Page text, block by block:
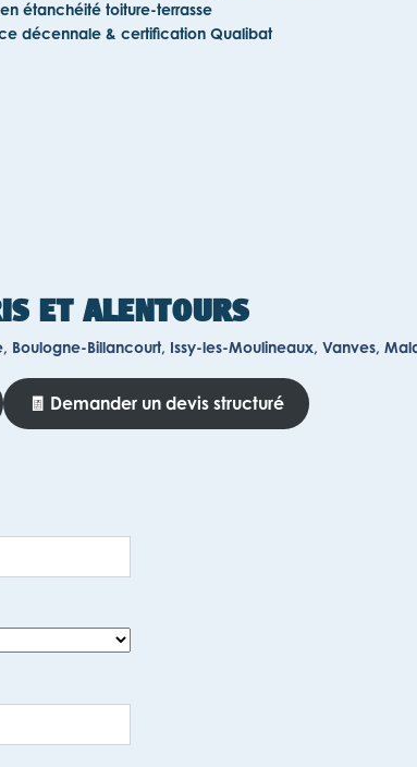
en étanchéité toiture-terrasse
décennale & certification Qualibat
ET ALENTOURS
Boulogne-Billancourt, Issy-les-Moulineaux, Vanves,
🧾 Demander un devis structuré